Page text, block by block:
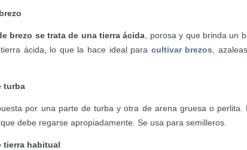
brezo se trata de una tierra ácida , porosa y que brinda un
ácida, lo que la hace ideal para cultivar brezos ,
turba
por una parte de turba y otra de arena gruesa o perlita.
debe regarse apropiadamente. Se usa para semilleros.
tierra habitual